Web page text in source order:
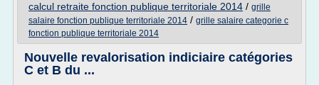
calcul retraite fonction publique territoriale 2014 / grille
salaire fonction publique territoriale 2014 / grille salaire categorie c
fonction publique territoriale 2014
Nouvelle revalorisation indiciaire catégories
C et B du ...